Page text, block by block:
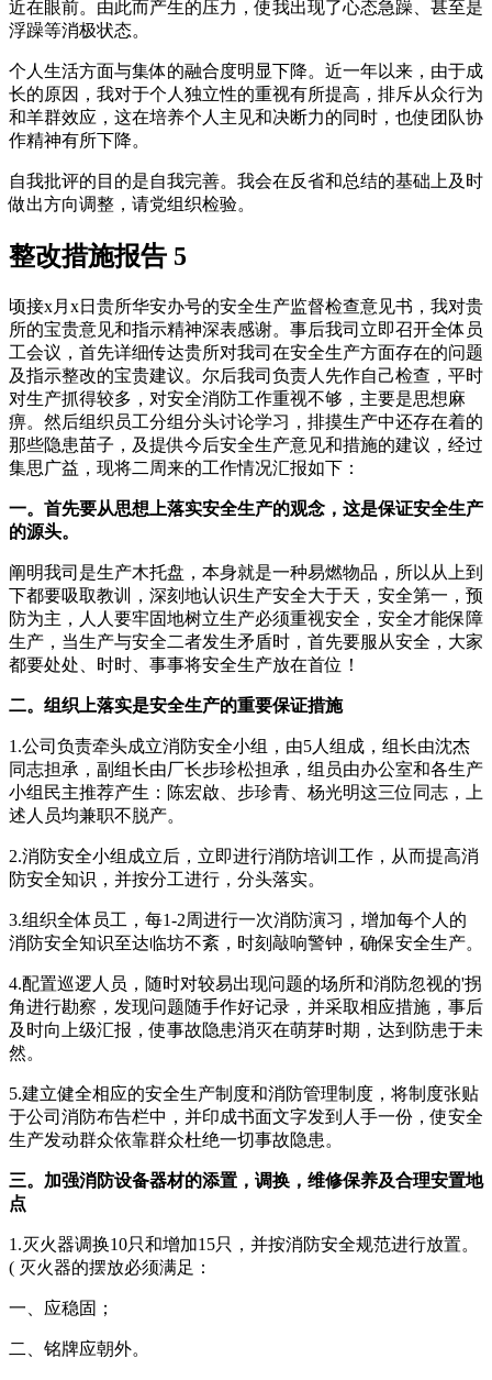
近在眼前。由此而产生的压力，使我出现了心态急躁、甚至是
浮躁等消极状态。
个人生活方面与集体的融合度明显下降。近一年以来，由于成
长的原因，我对于个人独立性的重视有所提高，排斥从众行为
和羊群效应，这在培养个人主见和决断力的同时，也使团队协
作精神有所下降。
自我批评的目的是自我完善。我会在反省和总结的基础上及时
做出方向调整，请党组织检验。
整改措施报告 5
顷接x月x日贵所华安办号的安全生产监督检查意见书，我对贵
所的宝贵意见和指示精神深表感谢。事后我司立即召开全体员
工会议，首先详细传达贵所对我司在安全生产方面存在的问题
及指示整改的宝贵建议。尔后我司负责人先作自己检查，平时
对生产抓得较多，对安全消防工作重视不够，主要是思想麻
痹。然后组织员工分组分头讨论学习，排摸生产中还存在着的
那些隐患苗子，及提供今后安全生产意见和措施的建议，经过
集思广益，现将二周来的工作情况汇报如下：
一。首先要从思想上落实安全生产的观念，这是保证安全生产
的源头。
阐明我司是生产木托盘，本身就是一种易燃物品，所以从上到
下都要吸取教训，深刻地认识生产安全大于天，安全第一，预
防为主，人人要牢固地树立生产必须重视安全，安全才能保障
生产，当生产与安全二者发生矛盾时，首先要服从安全，大家
都要处处、时时、事事将安全生产放在首位！
二。组织上落实是安全生产的重要保证措施
1.公司负责牵头成立消防安全小组，由5人组成，组长由沈杰
同志担承，副组长由厂长步珍松担承，组员由办公室和各生产
小组民主推荐产生：陈宏啟、步珍青、杨光明这三位同志，上
述人员均兼职不脱产。
2.消防安全小组成立后，立即进行消防培训工作，从而提高消
防安全知识，并按分工进行，分头落实。
3.组织全体员工，每1-2周进行一次消防演习，增加每个人的
消防安全知识至达临坊不紊，时刻敲响警钟，确保安全生产。
4.配置巡逻人员，随时对较易出现问题的场所和消防忽视的'拐
角进行勘察，发现问题随手作好记录，并采取相应措施，事后
及时向上级汇报，使事故隐患消灭在萌芽时期，达到防患于未
然。
5.建立健全相应的安全生产制度和消防管理制度，将制度张贴
于公司消防布告栏中，并印成书面文字发到人手一份，使安全
生产发动群众依靠群众杜绝一切事故隐患。
三。加强消防设备器材的添置，调换，维修保养及合理安置地
点
1.灭火器调换10只和增加15只，并按消防安全规范进行放置。
( 灭火器的摆放必须满足：
一、应稳固；
二、铭牌应朝外。